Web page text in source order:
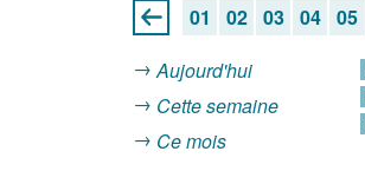
01 02 03 04 05
Aujourd'hui
Cette semaine
Ce mois